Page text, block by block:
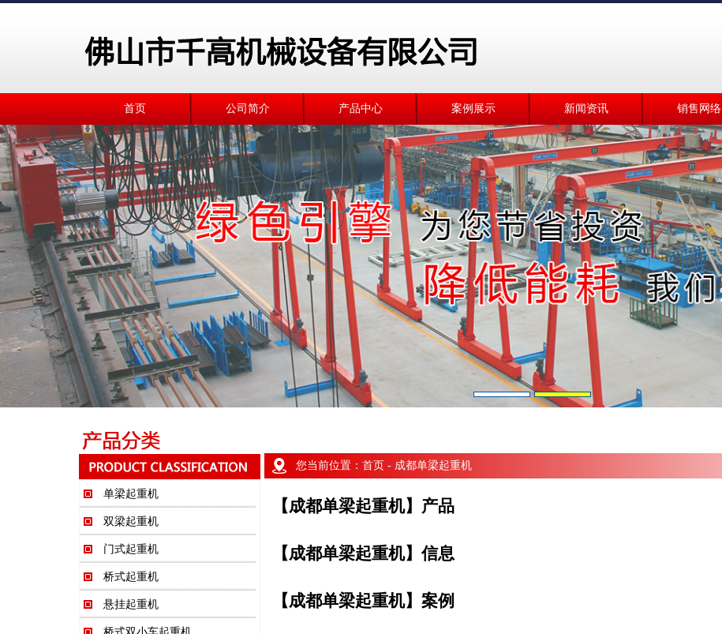
首页 公司简介 产品中心 案例展示 新闻资讯 销售网络
单梁起重机
双梁起重机
门式起重机
桥式起重机
悬挂起重机
您当前位置： 首页 - 成都单梁起重机
【成都单梁起重机】产品
【成都单梁起重机】信息
【成都单梁起重机】案例